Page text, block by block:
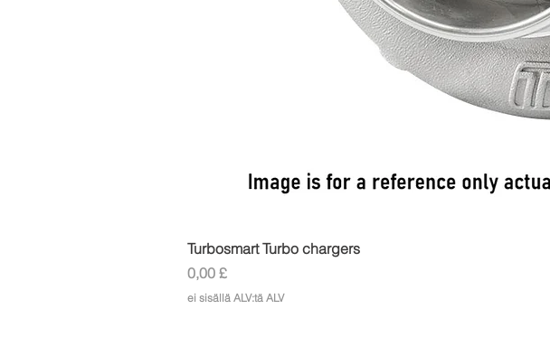
Turbosmart Turbo chargers
Hinta
0,00 £
ei sisällä ALV:tä ALV